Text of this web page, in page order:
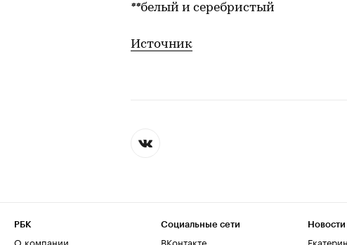
**белый и серебристый
Источник
РБК
О компании
Социальные сети
ВКонтакте